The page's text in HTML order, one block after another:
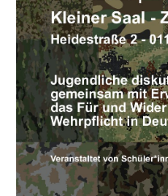
UNSER POLITISCHES
NACHHALTIGKEIT
WE ARE MEMBERS OF
BAUTAGEBUCH